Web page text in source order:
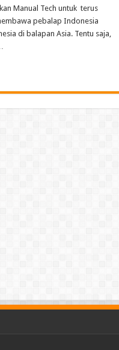
Manual Tech untuk terus
pebalap Indonesia
di balapan Asia. Tentu saja,